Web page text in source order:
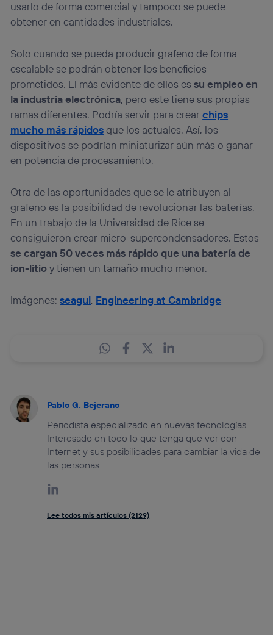
usarlo de forma comercial y tampoco se puede
obtener en cantidades industriales.
Solo cuando se pueda producir grafeno de forma
escalable se podrán obtener los beneficios
prometidos. El más evidente de ellos essu empleo en
la industria electrónica, pero este tiene sus propias
ramas diferentes. Podría servir para crearchips
mucho más rápidosque los actuales. Así, los
dispositivos se podrían miniaturizar aún más o ganar
en potencia de procesamiento.
Otra de las oportunidades que se le atribuyen al
grafeno es la posibilidad de revolucionar las baterías.
En un trabajo de la Universidad de Rice se
consiguieron crear micro-supercondensadores. Estos
se cargan 50 veces más rápido que una batería de
ion-litioy tienen un tamaño mucho menor.
Imágenes:seagul, Engineering at Cambridge
Pablo G. Bejerano
Periodista especializado en nuevas tecnologías.
Interesado en todo lo que tenga que ver con
Internet y sus posibilidades para cambiar la vida de
las personas.
Lee todos mis artículos (2129)